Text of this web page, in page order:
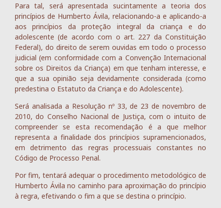
Para tal, será apresentada sucintamente a teoria dos
princípios de Humberto Ávila, relacionando-a e aplicando-a
aos princípios da proteção integral da criança e do
adolescente (de acordo com o art. 227 da Constituição
Federal), do direito de serem ouvidas em todo o processo
judicial (em conformidade com a Convenção Internacional
sobre os Direitos da Criança) em que tenham interesse, e
que a sua opinião seja devidamente considerada (como
predestina o Estatuto da Criança e do Adolescente).
Será analisada a Resolução nº 33, de 23 de novembro de
2010, do Conselho Nacional de Justiça, com o intuito de
compreender se esta recomendação é a que melhor
representa a finalidade dos princípios supramencionados,
em detrimento das regras processuais constantes no
Código de Processo Penal.
Por fim, tentará adequar o procedimento metodológico de
Humberto Ávila no caminho para aproximação do princípio
à regra, efetivando o fim a que se destina o princípio.